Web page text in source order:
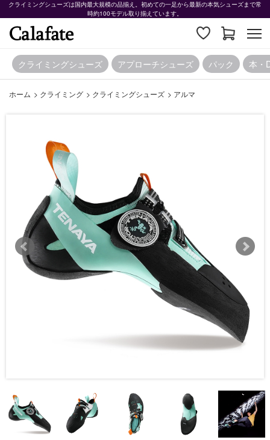
クライミングシューズは国内最大規模の品揃え。初めての一足から最新の本気シューズまで常
時約100モデル取り揃えています。
クライミングシューズ アプローチシューズ パック 本・
ホーム > クライミング > クライミングシューズ > アルマ